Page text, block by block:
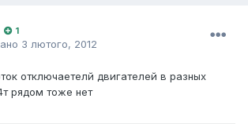
1
3 лютого, 2012
отключаетелй двигателей в разных
рядом тоже нет